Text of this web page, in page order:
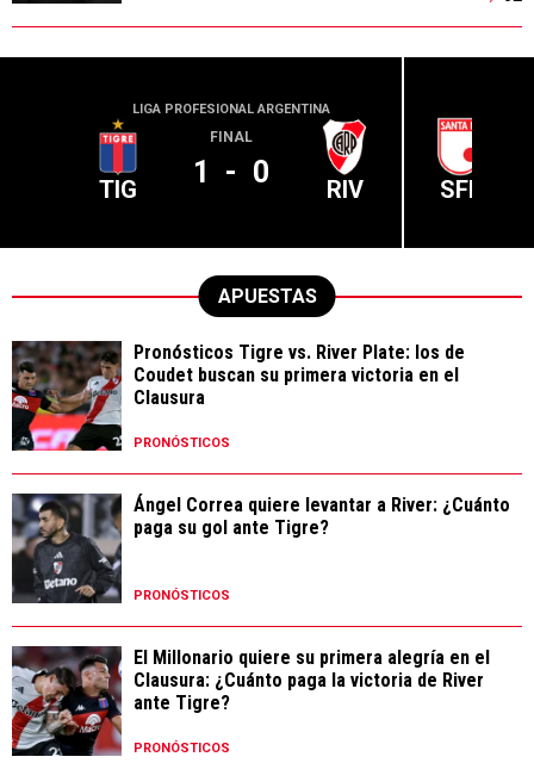
LIGA PROFESIONAL ARGENTINA
TIG
FINAL
1 - 0 RIV SFE
APUESTAS
Pronósticos Tigre vs. River Plate: los de
Coudet buscan su primera victoria en el
Clausura
PRONÓSTICOS
Ángel Correa quiere levantar a River: ¿Cuánto
paga su gol ante Tigre?
PRONÓSTICOS
El Millonario quiere su primera alegría en el
Clausura: ¿Cuánto paga la victoria de River
ante Tigre?
PRONÓSTICOS